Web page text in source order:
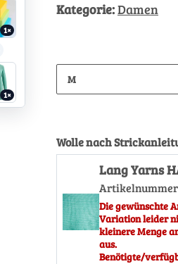
1×
1×
Kategorie:Damen
M
Wolle nach
Lang Yarns
Die gewünschte
Variation leider
kleinere Menge
aus.
Benötigte/